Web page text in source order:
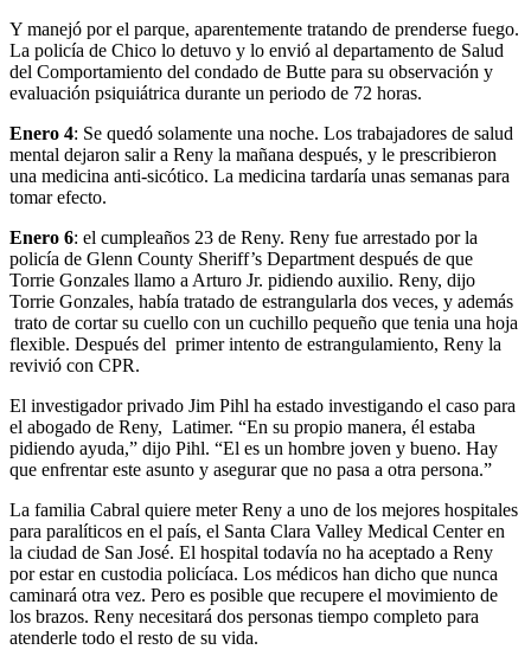
Y manejó por el parque, aparentemente tratando de prenderse fuego.
La policía de Chico lo detuvo y lo envió al departamento de Salud
del Comportamiento del condado de Butte para su observación y
evaluación psiquiátrica durante un periodo de 72 horas.
Enero 4: Se quedó solamente una noche. Los trabajadores de salud
mental dejaron salir a Reny la mañana después, y le prescribieron
una medicina anti-sicótico. La medicina tardaría unas semanas para
tomar efecto.
Enero 6: el cumpleaños 23 de Reny. Reny fue arrestado por la
policía de Glenn County Sheriff’s Department después de que
Torrie Gonzales llamo a Arturo Jr. pidiendo auxilio. Reny, dijo
Torrie Gonzales, había tratado de estrangularla dos veces, y además
trato de cortar su cuello con un cuchillo pequeño que tenia una hoja
flexible. Después del primer intento de estrangulamiento, Reny la
revivió con CPR.
El investigador privado Jim Pihl ha estado investigando el caso para
el abogado de Reny, Latimer. “En su propio manera, él estaba
pidiendo ayuda,” dijo Pihl. “El es un hombre joven y bueno. Hay
que enfrentar este asunto y asegurar que no pasa a otra persona.”
La familia Cabral quiere meter Reny a uno de los mejores hospitales
para paralíticos en el país, el Santa Clara Valley Medical Center en
la ciudad de San José. El hospital todavía no ha aceptado a Reny
por estar en custodia policíaca. Los médicos han dicho que nunca
caminará otra vez. Pero es posible que recupere el movimiento de
los brazos. Reny necesitará dos personas tiempo completo para
atenderle todo el resto de su vida.